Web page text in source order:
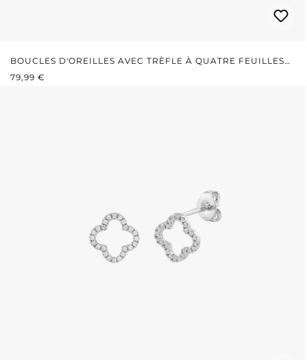
BOUCLES D'OREILLES AVEC TRÈFLE À QUATRE FEUILLES
EN CRISTAL
PRIX RÉGULIER :
79,99 €